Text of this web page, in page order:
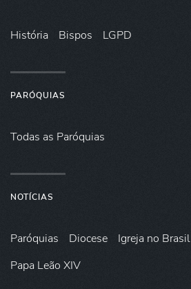
História Bispos LGPD
PARÓQUIAS
Todas as Paróquias
NOTÍCIAS
Paróquias Diocese Igreja no Brasil
Papa Leão XIV